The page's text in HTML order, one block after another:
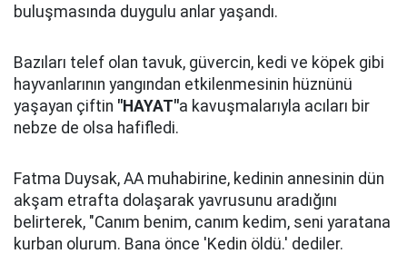
buluşmasında duygulu anlar yaşandı.
Bazıları telef olan tavuk, güvercin, kedi ve köpek gibi
hayvanlarının yangından etkilenmesinin hüznünü
yaşayan çiftin "HAYAT"a kavuşmalarıyla acıları bir
nebze de olsa hafifledi.
Fatma Duysak, AA muhabirine, kedinin annesinin dün
akşam etrafta dolaşarak yavrusunu aradığını
belirterek, "Canım benim, canım kedim, seni yaratana
kurban olurum. Bana önce 'Kedin öldü.' dediler.